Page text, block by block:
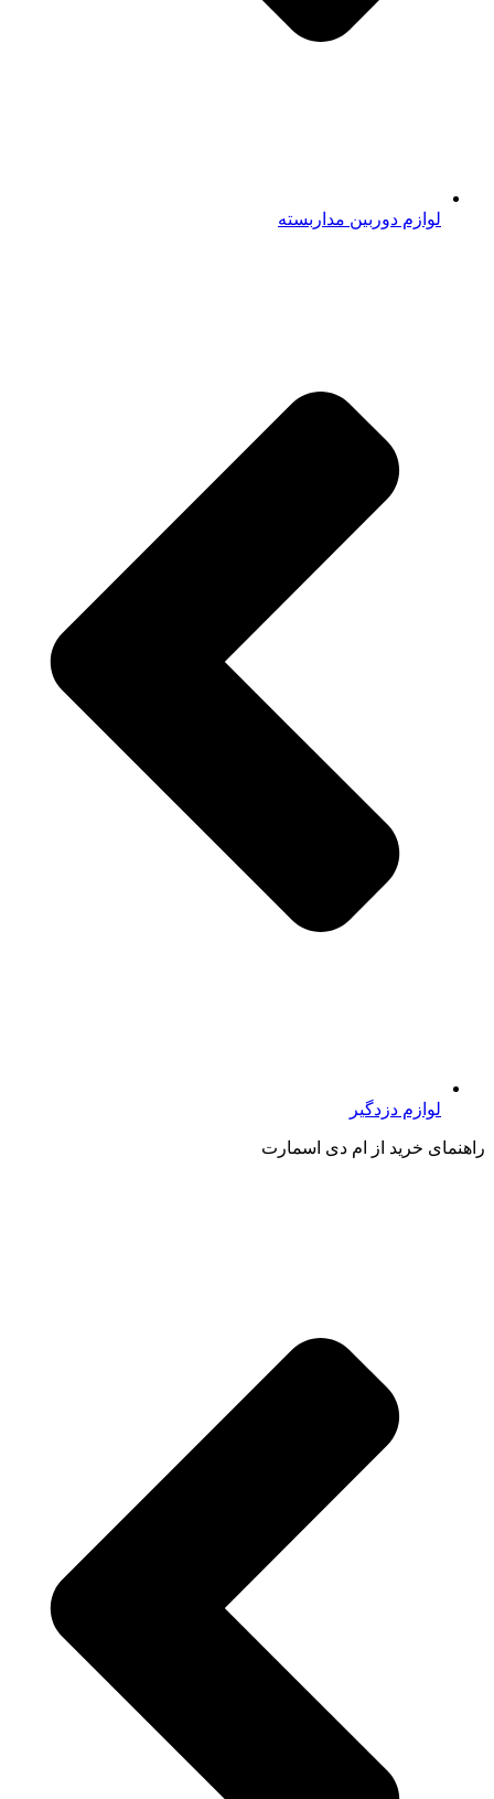
لوازم دوربین مداربسته
لوازم دزدگیر
راهنمای خرید از ام دی اسمارت